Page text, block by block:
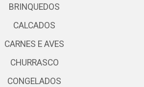
BRINQUEDOS
CALCADOS
CARNES E AVES
CHURRASCO
CONGELADOS